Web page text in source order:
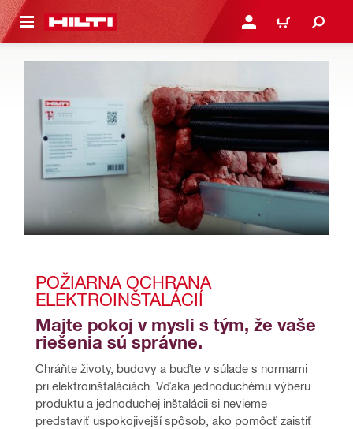
HLAVNÝ OBSAH PRIHLÁSIŤ ALEBO
KOŠÍK
POŽIARNA OCHRANA
ELEKTROINŠTALÁCIÍ
Majte pokoj v mysli s tým, že vaše
riešenia sú správne.
Chráňte životy, budovy a buďte v súlade s normami
pri elektroinštaláciách. Vďaka jednoduchému výberu
produktu a jednoduchej inštalácii si nevieme
predstaviť uspokojivejší spôsob, ako pomôcť zaistiť